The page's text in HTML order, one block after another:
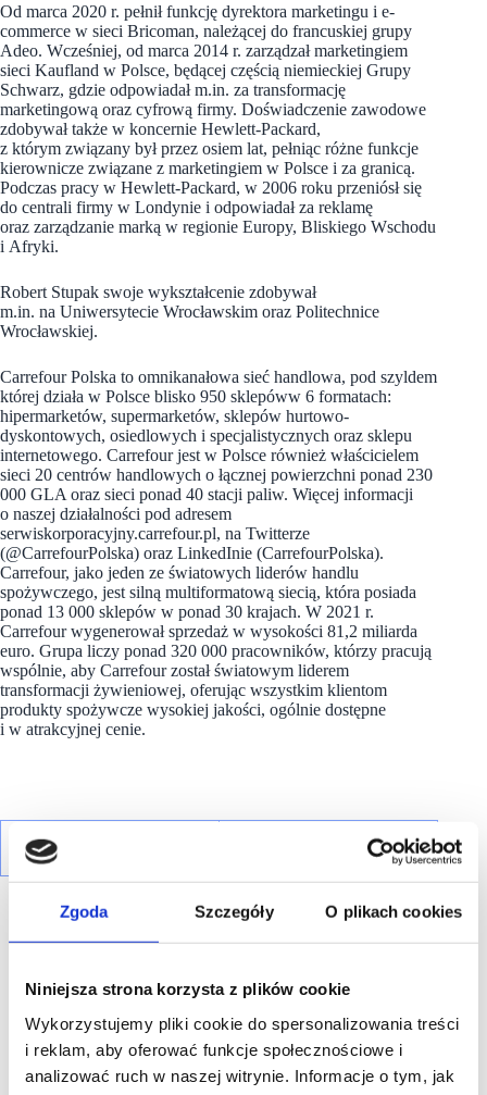
Zgoda Szczegóły O plikach cookies
Niniejsza strona korzysta z plików cookie
Wykorzystujemy pliki cookie do spersonalizowania treści
i reklam, aby oferować funkcje społecznościowe i
analizować ruch w naszej witrynie. Informacje o tym, jak
Od marca 2020 r. pełnił funkcję dyrektora marketingu i e-
commerce w sieci Bricoman, należącej do francuskiej grupy
Adeo. Wcześniej, od marca 2014 r. zarządzał marketingiem
sieci Kaufland w Polsce, będącej częścią niemieckiej Grupy
Schwarz, gdzie odpowiadał m.in. za transformację
marketingową oraz cyfrową firmy. Doświadczenie zawodowe
zdobywał także w koncernie Hewlett-Packard,
z którym związany był przez osiem lat, pełniąc różne funkcje
kierownicze związane z marketingiem w Polsce i za granicą.
Podczas pracy w Hewlett-Packard, w 2006 roku przeniósł się
do centrali firmy w Londynie i odpowiadał za reklamę
oraz zarządzanie marką w regionie Europy, Bliskiego Wschodu
i Afryki.
Robert Stupak swoje wykształcenie zdobywał
m.in. na Uniwersytecie Wrocławskim oraz Politechnice
Wrocławskiej.
Carrefour Polska to omnikanałowa sieć handlowa, pod szyldem
której działa w Polsce blisko 950 sklepóww 6 formatach:
hipermarketów, supermarketów, sklepów hurtowo-
dyskontowych, osiedlowych i specjalistycznych oraz sklepu
internetowego. Carrefour jest w Polsce również właścicielem
sieci 20 centrów handlowych o łącznej powierzchni ponad 230
000 GLA oraz sieci ponad 40 stacji paliw. Więcej informacji
o naszej działalności pod adresem
serwiskorporacyjny.carrefour.pl, na Twitterze
(@CarrefourPolska) oraz LinkedInie (CarrefourPolska).
Carrefour, jako jeden ze światowych liderów handlu
spożywczego, jest silną multiformatową siecią, która posiada
ponad 13 000 sklepów w ponad 30 krajach. W 2021 r.
Carrefour wygenerował sprzedaż w wysokości 81,2 miliarda
euro. Grupa liczy ponad 320 000 pracowników, którzy pracują
wspólnie, aby Carrefour został światowym liderem
transformacji żywieniowej, oferując wszystkim klientom
produkty spożywcze wysokiej jakości, ogólnie dostępne
i w atrakcyjnej cenie.